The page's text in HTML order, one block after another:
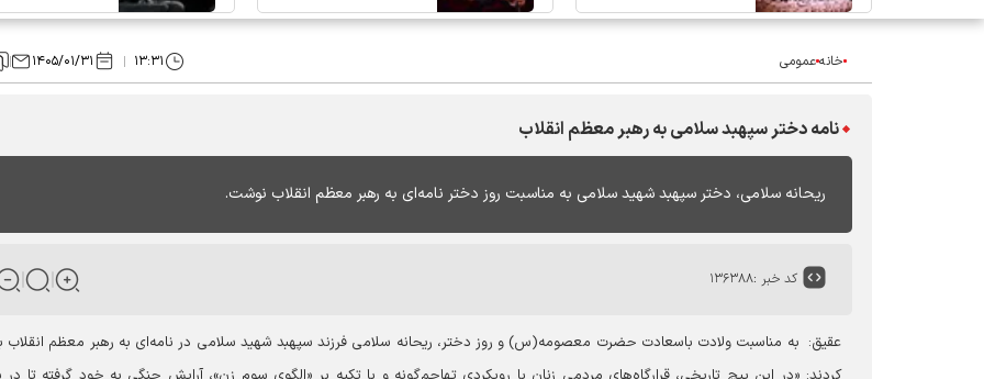
خانهعمومی ۱۳:۳۱ ۱۴۰۵/۰۱/۳۱
نامه دختر سپهبد سلامی به رهبر معظم انقلاب
ریحانه سلامی، دختر سپهبد شهید سلامی به مناسبت روز دختر نامه‌ای به رهبر معظم انقلاب نوشت.
کد خبر :۱۳۶۳۸۸
عقیق: به مناسبت ولادت باسعادت حضرت معصومه(س) و روز دختر، ریحانه سلامی فرزند سپهبد شهید سلامی در نامه‌ای به رهبر معظم انقلاب